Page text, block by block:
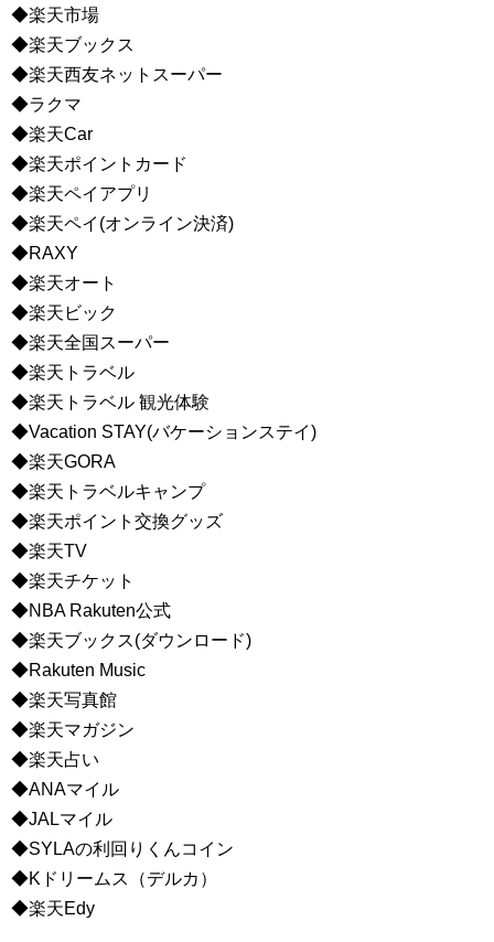
◆楽天市場
◆楽天ブックス
◆楽天西友ネットスーパー
◆ラクマ
◆楽天Car
◆楽天ポイントカード
◆楽天ペイアプリ
◆楽天ペイ(オンライン決済)
◆RAXY
◆楽天オート
◆楽天ビック
◆楽天全国スーパー
◆楽天トラベル
◆楽天トラベル 観光体験
◆Vacation STAY(バケーションステイ)
◆楽天GORA
◆楽天トラベルキャンプ
◆楽天ポイント交換グッズ
◆楽天TV
◆楽天チケット
◆NBA Rakuten公式
◆楽天ブックス(ダウンロード)
◆Rakuten Music
◆楽天写真館
◆楽天マガジン
◆楽天占い
◆ANAマイル
◆JALマイル
◆SYLAの利回りくんコイン
◆Kドリームス（デルカ）
◆楽天Edy